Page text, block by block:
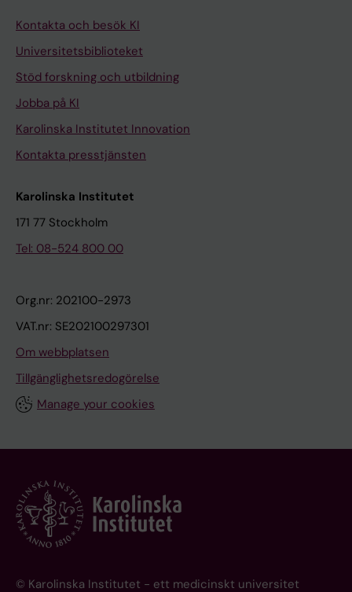
Kontakta och besök KI
Universitetsbiblioteket
Stöd forskning och utbildning
Jobba på KI
Karolinska Institutet Innovation
Kontakta presstjänsten
Karolinska Institutet
171 77 Stockholm
Tel: 08-524 800 00
Org.nr: 202100-2973
VAT.nr: SE202100297301
Om webbplatsen
Tillgänglighetsredogörelse
Manage your cookies
© Karolinska Institutet - ett medicinskt universitet